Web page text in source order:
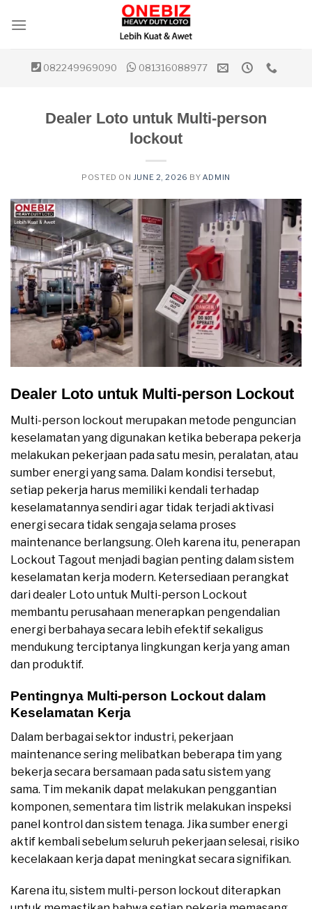
082249969090 081316088977
Dealer Loto untuk Multi-person
lockout
POSTED ON JUNE 2, 2026 BY ADMIN
Dealer Loto untuk Multi-person Lockout
Multi-person lockout merupakan metode penguncian
keselamatan yang digunakan ketika beberapa pekerja
melakukan pekerjaan pada satu mesin, peralatan, atau
sumber energi yang sama. Dalam kondisi tersebut,
setiap pekerja harus memiliki kendali terhadap
keselamatannya sendiri agar tidak terjadi aktivasi
energi secara tidak sengaja selama proses
maintenance berlangsung. Oleh karena itu, penerapan
Lockout Tagout menjadi bagian penting dalam sistem
keselamatan kerja modern. Ketersediaan perangkat
dari dealer Loto untuk Multi-person Lockout
membantu perusahaan menerapkan pengendalian
energi berbahaya secara lebih efektif sekaligus
mendukung terciptanya lingkungan kerja yang aman
dan produktif.
Pentingnya Multi-person Lockout dalam
Keselamatan Kerja
Dalam berbagai sektor industri, pekerjaan
maintenance sering melibatkan beberapa tim yang
bekerja secara bersamaan pada satu sistem yang
sama. Tim mekanik dapat melakukan penggantian
komponen, sementara tim listrik melakukan inspeksi
panel kontrol dan sistem tenaga. Jika sumber energi
aktif kembali sebelum seluruh pekerjaan selesai, risiko
kecelakaan kerja dapat meningkat secara signifikan.
Karena itu, sistem multi-person lockout diterapkan